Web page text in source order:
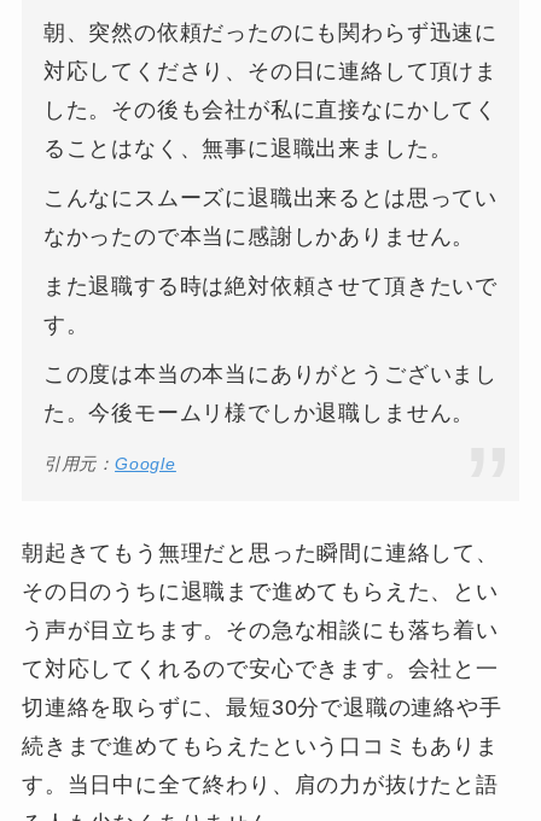
朝、突然の依頼だったのにも関わらず迅速に
対応してくださり、その日に連絡して頂けま
した。その後も会社が私に直接なにかしてく
ることはなく、無事に退職出来ました。
こんなにスムーズに退職出来るとは思ってい
なかったので本当に感謝しかありません。
また退職する時は絶対依頼させて頂きたいで
す。
この度は本当の本当にありがとうございまし
た。今後モームリ様でしか退職しません。
引用元：Google
朝起きてもう無理だと思った瞬間に連絡して、
その日のうちに退職まで進めてもらえた、とい
う声が目立ちます。その急な相談にも落ち着い
て対応してくれるので安心できます。会社と一
切連絡を取らずに、最短30分で退職の連絡や手
続きまで進めてもらえたという口コミもありま
す。当日中に全て終わり、肩の力が抜けたと語